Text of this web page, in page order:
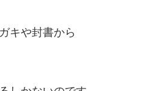
キや封書から